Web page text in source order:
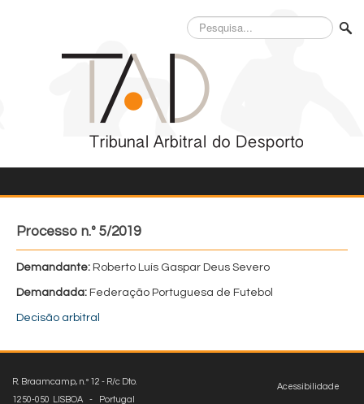
Pesquisa...
Processo n.º 5/2019
Demandante: Roberto Luís Gaspar Deus Severo
Demandada: Federação Portuguesa de Futebol
Decisão arbitral
Acessibilidade
R. Braamcamp, n.º 12 - R/c Dto.
1250-050 LISBOA - Portugal